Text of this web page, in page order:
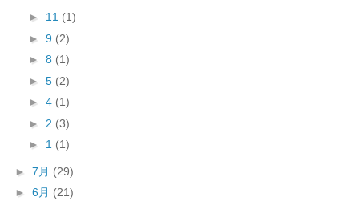
► 11 (1)
► 9 (2)
► 8 (1)
► 5 (2)
► 4 (1)
► 2 (3)
► 1 (1)
► 7月 (29)
► 6月 (21)